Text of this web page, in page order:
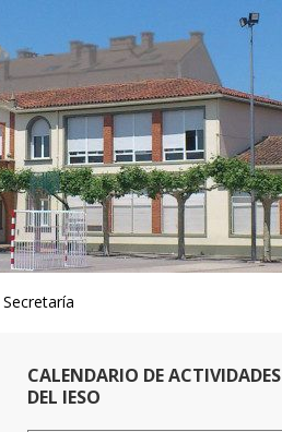
Secretaría
Primary
Sidebar
CALENDARIO DE ACTIVIDADES
DEL IESO